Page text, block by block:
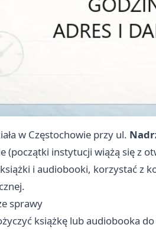
w Częstochowie przy ul.
(początki instytucji wiążą się z
i audiobooki, korzystać z
sprawy
książkę lub audiobooka